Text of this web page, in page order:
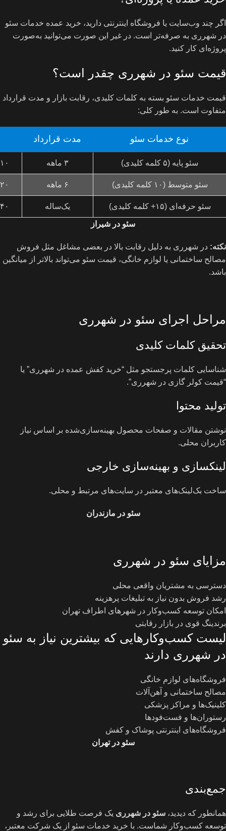
اگر چند وب‌سایت یا فروشگاه اینترنتی دارید، خرید عمده خدمات سئو
در شهرری به صرفه‌تر است. در غیر این صورت می‌توانید به‌صورت
پروژه‌ای کار کنید.
قیمت سئو در شهرری چقدر است؟
قیمت خدمات سئو بسته به کلمات کلیدی، رقابت بازار و مدت قرارداد
متفاوت است. به طور کلی:
نوع خدمات سئو مدت قرارداد
سئو پایه (۵ کلمه کلیدی) ۳ ماهه ۱۰ تا ۱۵ میلیون تومان
سئو متوسط (۱۰ کلمه کلیدی) ۶ ماهه ۲۰ تا ۳۰ میلیون تومان
سئو حرفه‌ای (۱۵+ کلمه کلیدی) یک‌ساله ۴۰ تا ۶۰ میلیون تومان
سئو در شیراز
نکته: در شهرری به دلیل رقابت بالا در بعضی مشاغل مثل فروش
مصالح ساختمانی یا لوازم خانگی، قیمت سئو می‌تواند بالاتر از میانگین
باشد.
مراحل اجرای سئو در شهرری
تحقیق کلمات کلیدی
شناسایی کلمات پرجستجو مثل “خرید کفش عمده در شهرری” یا
“قیمت کولر گازی در شهرری”.
تولید محتوا
نوشتن مقالات و صفحات محصول بهینه‌سازی‌شده بر اساس نیاز
کاربران محلی.
لینکسازی و بهینه‌سازی خارجی
ساخت بک‌لینک‌های معتبر در سایت‌های مرتبط و محلی.
سئو در مازندران
مزایای سئو در شهرری
دسترسی به مشتریان واقعی محلی
رشد فروش بدون نیاز به تبلیغات پرهزینه
امکان توسعه کسب‌وکار در شهرهای اطراف تهران
برندینگ قوی در بازار رقابتی
لیست کسب‌وکارهایی که بیشترین نیاز به سئو
در شهرری دارند
فروشگاه‌های لوازم خانگی
مصالح ساختمانی و آهن‌آلات
کلینیک‌ها و مراکز پزشکی
رستوران‌ها و فست‌فودها
فروشگاه‌های اینترنتی پوشاک و کفش
سئو در تهران
جمع‌بندی
همانطور که دیدید، سئو در شهرری یک فرصت طلایی برای رشد و
توسعه کسب‌وکار شماست. با خرید خدمات سئو از یک شرکت معتبر،